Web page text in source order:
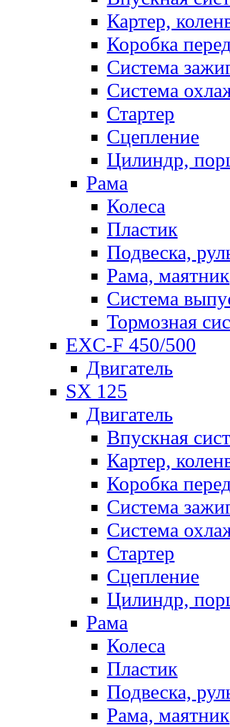
Картер,
Коробка
Система
Система
Стартер
Сцепление
Цилиндр,
Рама
Колеса
Пластик
Подвеска,
Рама, маятник
Система
Тормозная
EXC-F 450/500
Двигатель
SX 125
Двигатель
Впускная
Картер,
Коробка
Система
Система
Стартер
Сцепление
Цилиндр,
Рама
Колеса
Пластик
Подвеска,
Рама, маятник